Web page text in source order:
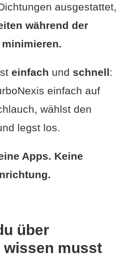
ausgestattet,
während der
einfach und schnell:
einfach auf
wählst den
legst los.
Apps. Keine
über
wissen musst